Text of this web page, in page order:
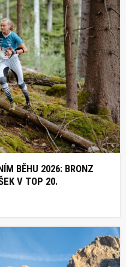
BĚHU 2026: BRONZ
V TOP 20.